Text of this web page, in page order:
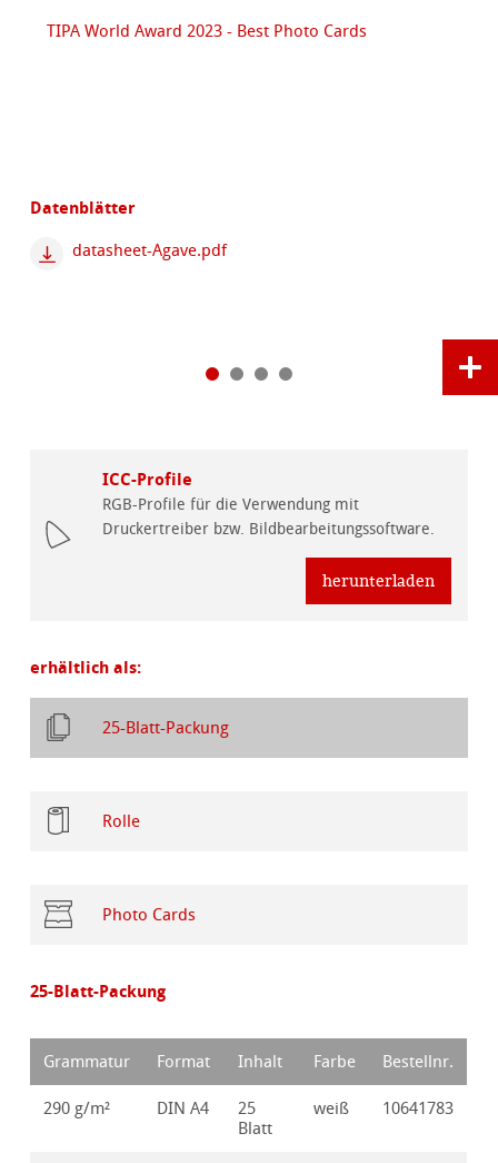
TIPA World Award 2023 - Best Photo Cards
Datenblätter
datasheet-Agave.pdf
ICC-Profile
RGB-Profile für die Verwendung mit
Druckertreiber bzw. Bildbearbeitungssoftware.
herunterladen
erhältlich als:
25-Blatt-Packung
Rolle
Photo Cards
25-Blatt-Packung
Grammatur Format Inhalt Farbe Bestellnr.
290 g/m² DIN A4
25
Blatt
weiß 10641783